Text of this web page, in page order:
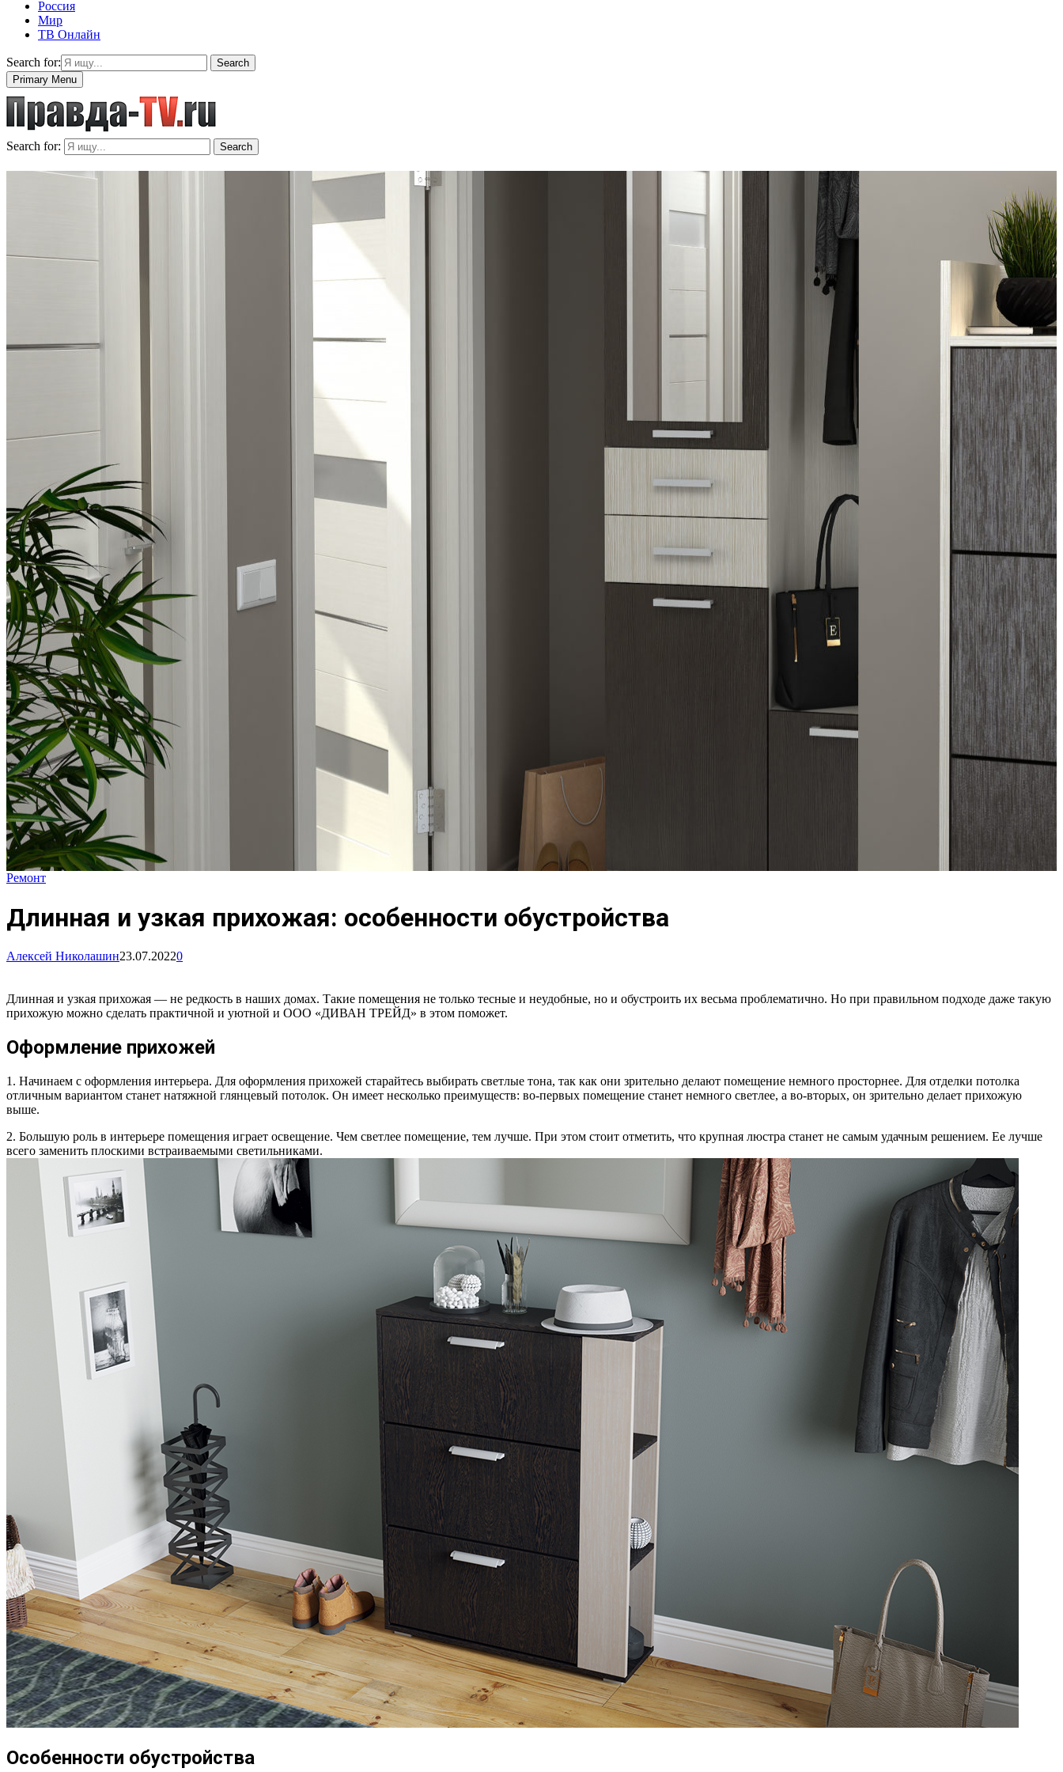
Россия
Мир
ТВ Онлайн
Search for:
Search
Primary Menu
Search for: Search
Ремонт
Длинная и узкая прихожая: особенности обустройства
Алексей Николашин23.07.20220
Длинная и узкая прихожая — не редкость в наших домах. Такие помещения не только тесные и неудобные, но и обустроить их весьма проблематично. Но при правильном подходе даже такую
прихожую можно сделать практичной и уютной и ООО «ДИВАН ТРЕЙД» в этом поможет.
Оформление прихожей
1. Начинаем с оформления интерьера. Для оформления прихожей старайтесь выбирать светлые тона, так как они зрительно делают помещение немного просторнее. Для отделки потолка
отличным вариантом станет натяжной глянцевый потолок. Он имеет несколько преимуществ: во-первых помещение станет немного светлее, а во-вторых, он зрительно делает прихожую
выше.
2. Большую роль в интерьере помещения играет освещение. Чем светлее помещение, тем лучше. При этом стоит отметить, что крупная люстра станет не самым удачным решением. Ее лучше
всего заменить плоскими встраиваемыми светильниками.
Особенности обустройства